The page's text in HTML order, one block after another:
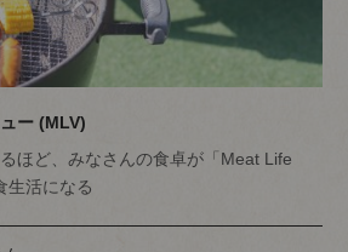
ー (MLV)
ほど、みなさんの食卓が「Meat Life
生活になる